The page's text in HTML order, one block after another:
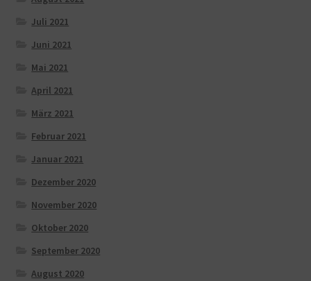
Juli 2021
Juni 2021
Mai 2021
April 2021
März 2021
Februar 2021
Januar 2021
Dezember 2020
November 2020
Oktober 2020
September 2020
August 2020